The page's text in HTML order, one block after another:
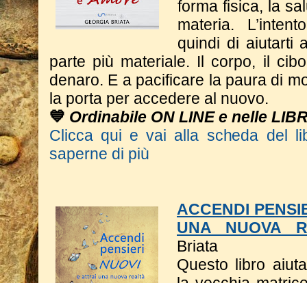
forma fisica, la
materia.
quindi di aiutarti
parte più materiale. Il corpo, il
denaro. E a pacificare la paura di
la porta per accedere al nuovo.
💙 Ordinabile ON LINE e nelle
Clicca qui e vai alla scheda del
saperne di più
ACCENDI
UNA NUOVA
Briata
Questo libro a